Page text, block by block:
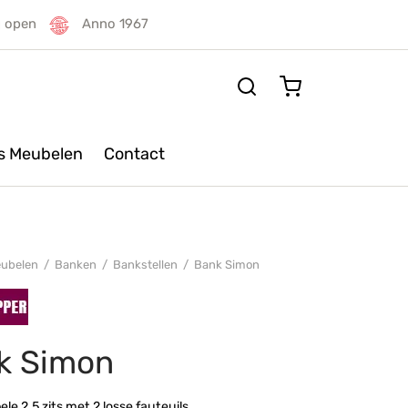
open Anno 1967
Meubelen Contact
/ Banken / Bankstellen / Bank Simon
Simon